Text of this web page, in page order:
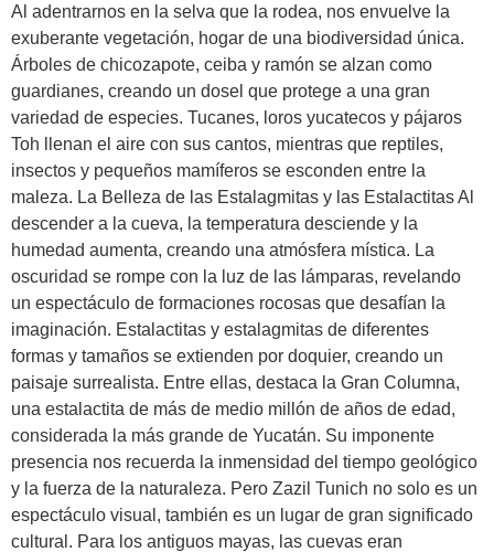
Al adentrarnos en la selva que la rodea, nos envuelve la
exuberante vegetación, hogar de una biodiversidad única.
Árboles de chicozapote, ceiba y ramón se alzan como
guardianes, creando un dosel que protege a una gran
variedad de especies. Tucanes, loros yucatecos y pájaros
Toh llenan el aire con sus cantos, mientras que reptiles,
insectos y pequeños mamíferos se esconden entre la
maleza. La Belleza de las Estalagmitas y las Estalactitas Al
descender a la cueva, la temperatura desciende y la
humedad aumenta, creando una atmósfera mística. La
oscuridad se rompe con la luz de las lámparas, revelando
un espectáculo de formaciones rocosas que desafían la
imaginación. Estalactitas y estalagmitas de diferentes
formas y tamaños se extienden por doquier, creando un
paisaje surrealista. Entre ellas, destaca la Gran Columna,
una estalactita de más de medio millón de años de edad,
considerada la más grande de Yucatán. Su imponente
presencia nos recuerda la inmensidad del tiempo geológico
y la fuerza de la naturaleza. Pero Zazil Tunich no solo es un
espectáculo visual, también es un lugar de gran significado
cultural. Para los antiguos mayas, las cuevas eran